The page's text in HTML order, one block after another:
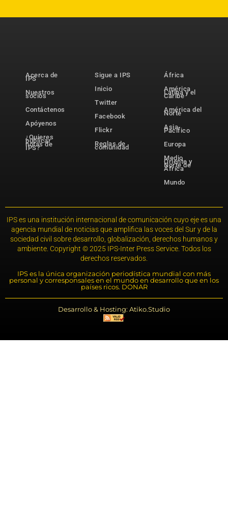
Acerca de
IPS
Nuestros
socios
Contáctenos
Apóyenos
¿Quieres
publicar
notas de
IPS?
Sigue a IPS
Inicio
Twitter
Facebook
Flickr
Reglas de
comunidad
África
América
Latina y el
Caribe
América del
Norte
Asia-
Pacífico
Europa
Medio
Oriente y
Norte de
África
Mundo
IPS es una institución internacional de comunicación cuyo eje es una
agencia mundial de noticias que amplifica las voces del Sur y de la
sociedad civil sobre desarrollo, globalización, derechos humanos y
ambiente. Copyright © 2025 IPS-Inter Press Service. Todos los
derechos reservados.
IPS es la única organización periodística mundial con más
personal y corresponsales en el mundo en desarrollo que en los
países ricos. DONAR
Desarrollo & Hosting: Atiko.Studio